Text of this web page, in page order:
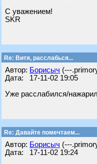
С уважением!
SKR
Re: Витя, расслабься...
Автор: Борисыч (---
Дата: 17-11-02 19:05
Уже расслабился/
Re: Давайте помечтаем...
Автор: Борисыч (---
Дата: 17-11-02 19:24